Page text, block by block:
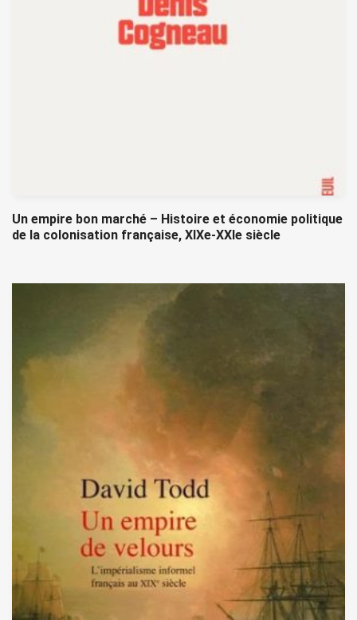
Un empire bon marché – Histoire et économie politique
de la colonisation française, XIXe-XXIe siècle